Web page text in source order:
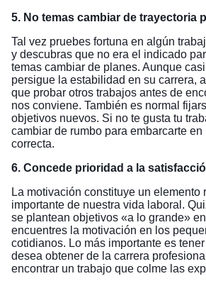
5. No temas cambiar de trayectoria
Tal vez pruebes fortuna en algún
y descubras que no era el indicado
temas cambiar de planes. Aunque
persigue la estabilidad en su carrera,
que probar otros trabajos antes de
nos conviene. También es normal
objetivos nuevos. Si no te gusta tu
cambiar de rumbo para embarcarte en
correcta.
6. Concede prioridad a la
La motivación constituye un elemento
importante de nuestra vida laboral.
se plantean objetivos «a lo grande»
encuentres la motivación en los
cotidianos. Lo más importante es
desea obtener de la carrera
encontrar un trabajo que colme las